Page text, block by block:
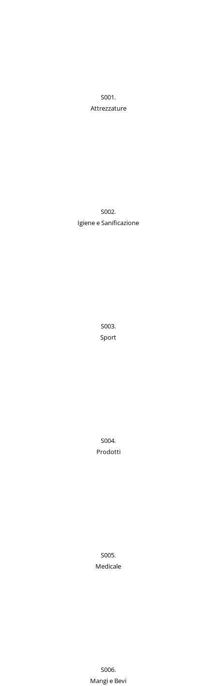
S001.
Attrezzature
S002.
Igiene e Sanificazione
S003.
Sport
S004.
Prodotti
S005.
Medicale
S006.
Mangi e Bevi